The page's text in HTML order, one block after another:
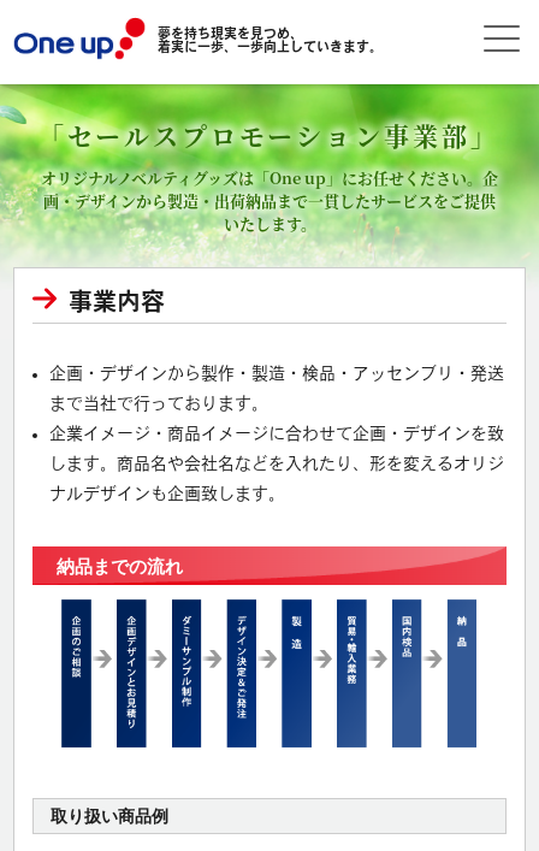
夢を持ち現実を見つめ、
着実に一歩、一歩向上していきます。
「セールスプロモーション事業部」
オリジナルノベルティグッズは「One up」にお任せください。企
画・デザインから製造・出荷納品まで一貫したサービスをご提供
いたします。
事業内容
企画・デザインから製作・製造・検品・アッセンブリ・発送
まで当社で行っております。
企業イメージ・商品イメージに合わせて企画・デザインを致
します。商品名や会社名などを入れたり、形を変えるオリジ
ナルデザインも企画致します。
納品までの流れ
取り扱い商品例